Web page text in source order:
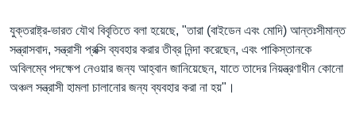
যুক্তরাষ্ট্র-ভারত যৌথ বিবৃতিতে বলা হয়েছে, "তারা (বাইডেন এবং মোদি) আন্তঃসীমান্ত
সন্ত্রাসবাদ, সন্ত্রাসী প্রক্সি ব্যবহার করার তীব্র নিন্দা করেছেন, এবং পাকিস্তানকে
অবিলম্বে পদক্ষেপ নেওয়ার জন্য আহ্বান জানিয়েছেন, যাতে তাদের নিয়ন্ত্রণাধীন কোনো
অঞ্চল সন্ত্রাসী হামলা চালানোর জন্য ব্যবহার করা না হয়"।